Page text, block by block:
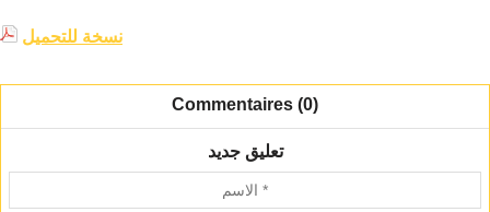
نسخة للتحميل
Commentaires (0)
تعليق جديد